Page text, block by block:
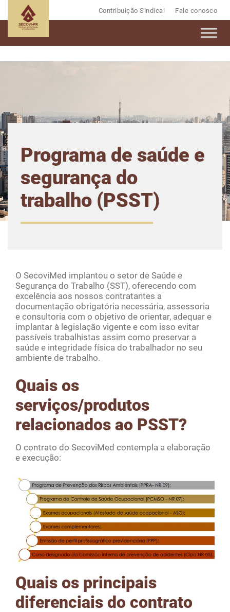
Contribuição Sindical Fale conosco
Programa de saúde e
segurança do
trabalho (PSST)
O SecoviMed implantou o setor de Saúde e
Segurança do Trabalho (SST), oferecendo com
excelência aos nossos contratantes a
documentação obrigatória necessária, assessoria
e consultoria com o objetivo de orientar, adequar e
implantar à legislação vigente e com isso evitar
passíveis trabalhistas assim como preservar a
saúde e integridade física do trabalhador no seu
ambiente de trabalho.
Quais os
serviços/produtos
relacionados ao PSST?
O contrato do SecoviMed contempla a elaboração
e execução:
Quais os principais
diferenciais do contrato